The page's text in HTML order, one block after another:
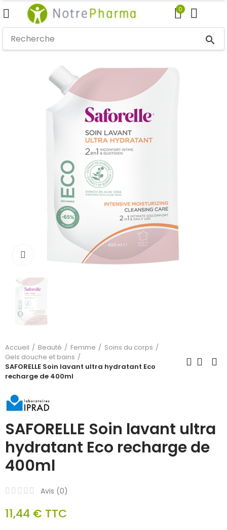
0
search
Cliquez pour agrandir
Accueil Beauté Femme
Soins du corps
Gels douche et bains
SAFORELLE Soin lavant ultra hydratant Eco
recharge de 400ml
SAFORELLE Soin lavant ultra
hydratant Eco recharge de
400ml
Avis (0)
11,44 € TTC